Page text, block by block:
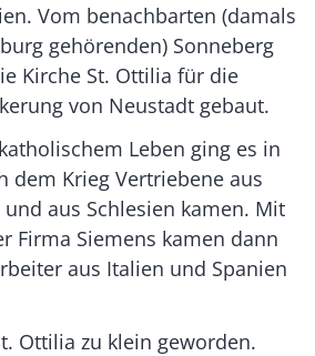
Vom benachbarten (damals
gehörenden) Sonneberg
Kirche St. Ottilia für die
von Neustadt gebaut.
Leben ging es in
dem Krieg Vertriebene aus
aus Schlesien kamen. Mit
Firma Siemens kamen dann
aus Italien und Spanien
Ottilia zu klein geworden.